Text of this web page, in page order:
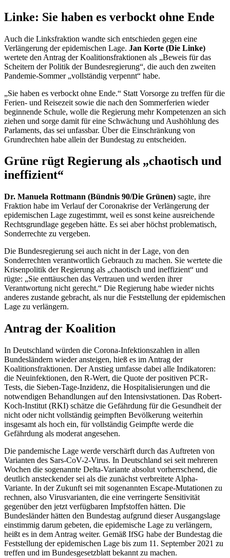
Linke: Sie haben es verbockt ohne Ende
Auch die Linksfraktion wandte sich entschieden gegen eine
Verlängerung der epidemischen Lage. Jan Korte (Die Linke)
wertete den Antrag der Koalitionsfraktionen als „Beweis für das
Scheitern der Politik der Bundesregierung“, die auch den zweiten
Pandemie-Sommer „vollständig verpennt“ habe.
„Sie haben es verbockt ohne Ende.“ Statt Vorsorge zu treffen für die
Ferien- und Reisezeit sowie die nach den Sommerferien wieder
beginnende Schule, wolle die Regierung mehr Kompetenzen an sich
ziehen und sorge damit für eine Schwächung und Aushöhlung des
Parlaments, das sei unfassbar. Über die Einschränkung von
Grundrechten habe allein der Bundestag zu entscheiden.
Grüne rügt Regierung als „chaotisch und
ineffizient“
Dr. Manuela Rottmann (Bündnis 90/Die Grünen) sagte, ihre
Fraktion habe im Verlauf der Coronakrise der Verlängerung der
epidemischen Lage zugestimmt, weil es sonst keine ausreichende
Rechtsgrundlage gegeben hätte. Es sei aber höchst problematisch,
Sonderrechte zu vergeben.
Die Bundesregierung sei auch nicht in der Lage, von den
Sonderrechten verantwortlich Gebrauch zu machen. Sie wertete die
Krisenpolitik der Regierung als „chaotisch und ineffizient“ und
rügte: „Sie enttäuschen das Vertrauen und werden ihrer
Verantwortung nicht gerecht.“ Die Regierung habe wieder nichts
anderes zustande gebracht, als nur die Feststellung der epidemischen
Lage zu verlängern.
Antrag der Koalition
In Deutschland würden die Corona-Infektionszahlen in allen
Bundesländern wieder ansteigen, hieß es im Antrag der
Koalitionsfraktionen. Der Anstieg umfasse dabei alle Indikatoren:
die Neuinfektionen, den R-Wert, die Quote der positiven PCR-
Tests, die Sieben-Tage-Inzidenz, die Hospitalisierungen und die
notwendigen Behandlungen auf den Intensivstationen. Das Robert-
Koch-Institut (RKI) schätze die Gefährdung für die Gesundheit der
nicht oder nicht vollständig geimpften Bevölkerung weiterhin
insgesamt als hoch ein, für vollständig Geimpfte werde die
Gefährdung als moderat angesehen.
Die pandemische Lage werde verschärft durch das Auftreten von
Varianten des Sars-CoV-2-Virus. In Deutschland sei seit mehreren
Wochen die sogenannte Delta-Variante absolut vorherrschend, die
deutlich ansteckender sei als die zunächst verbreitete Alpha-
Variante. In der Zukunft sei mit sogenannten Escape-Mutationen zu
rechnen, also Virusvarianten, die eine verringerte Sensitivität
gegenüber den jetzt verfügbaren Impfstoffen hätten. Die
Bundesländer hätten den Bundestag aufgrund dieser Ausgangslage
einstimmig darum gebeten, die epidemische Lage zu verlängern,
heißt es in dem Antrag weiter. Gemäß IfSG habe der Bundestag die
Feststellung der epidemischen Lage bis zum 11. September 2021 zu
treffen und im Bundesgesetzblatt bekannt zu machen.